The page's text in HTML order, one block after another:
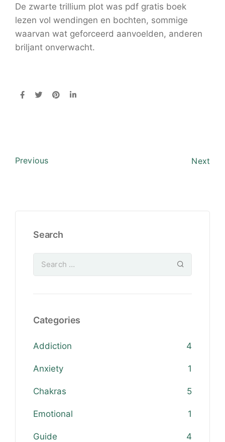
De zwarte trillium plot was pdf gratis boek
lezen vol wendingen en bochten, sommige
waarvan wat geforceerd aanvoelden, anderen
briljant onverwacht.
Previous Next
Search
Categories
Addiction 4
Anxiety 1
Chakras 5
Emotional 1
Guide 4